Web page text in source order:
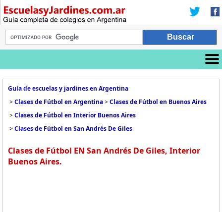
Guía de escuelas y jardines en Argentina
>Clases de Fútbol en Argentina>Clases de Fútbol en Buenos Aires
>Clases de Fútbol en Interior Buenos Aires
>Clases de Fútbol en San Andrés De Giles
Clases de Fútbol EN San Andrés De Giles, Interior
Buenos Aires.